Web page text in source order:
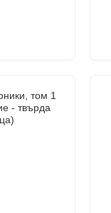
том 1
- твърда